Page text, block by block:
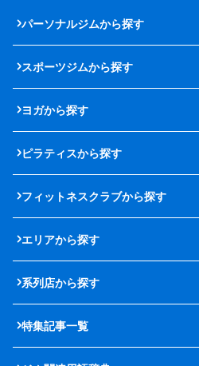
パーソナルジムから探す
スポーツジムから探す
ヨガから探す
ピラティスから探す
フィットネスクラブから探す
エリアから探す
系列店から探す
特集記事一覧